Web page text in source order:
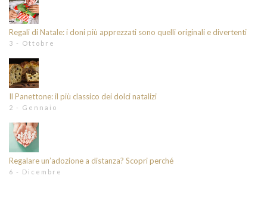
Regali di Natale: i doni più apprezzati sono quelli originali e divertenti
3 - Ottobre
Il Panettone: il più classico dei dolci natalizi
2 - Gennaio
Regalare un’adozione a distanza? Scopri perché
6 - Dicembre